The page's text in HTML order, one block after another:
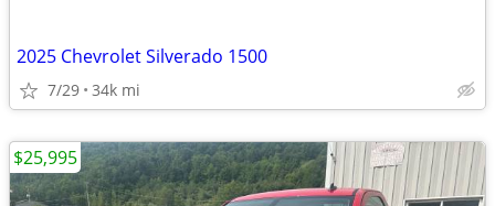
2025 Chevrolet Silverado 1500
7/29 34k mi
$25,995